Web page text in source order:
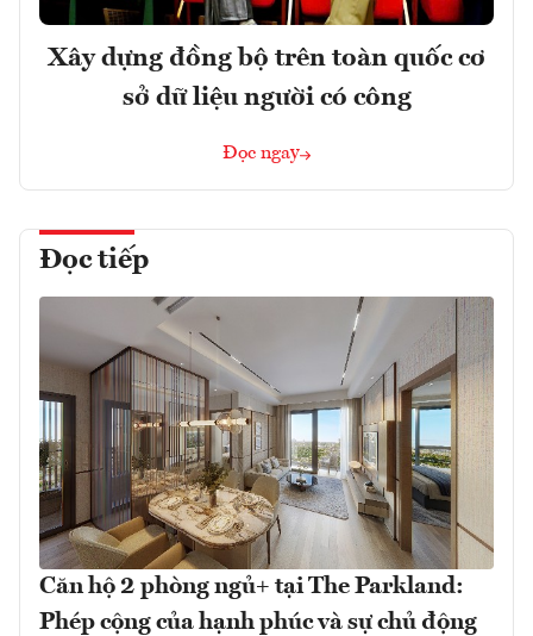
Xây dựng đồng bộ trên toàn quốc cơ
sở dữ liệu người có công
Đọc ngay
Đọc tiếp
Căn hộ 2 phòng ngủ+ tại The Parkland:
Phép cộng của hạnh phúc và sự chủ động